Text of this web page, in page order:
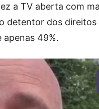
a TV aberta com
detentor dos direitos
49%.